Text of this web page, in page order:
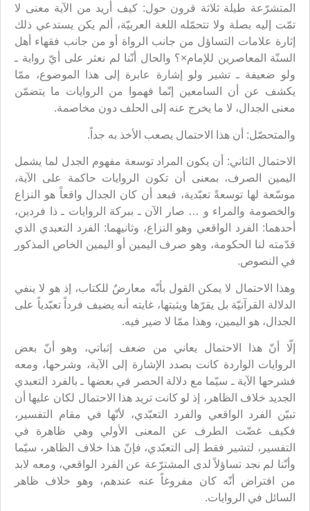
المتشرّعة طيلة ثلاثة قرون حول: كيف أريد من الآية معنى لا
تمّت إليه بصلة ولا تتحمّله اللغة العربيّة، ألم يكن يستدعي ذلك
إثارة علامات التساؤل من جانب الرواة أو من جانب فقهاء أهل
السنّة المعاصرين للإمام×؟ والحال أنّنا لم نعثر على أيّ رواية ـ
ولو ضعيفة ـ تشير ولو إشارة عابرة إلى هذا الموضوع، ممّا
يكشف عن أن السامعين إنّما فهموا من الروايات ما يتضمّن
معنى الجدال، لا ما يخرج عنه إلى الحلف دون مخاصمة.
والمتحصّل: أن هذا الاحتمال يصعب الأخذ به جداً.
الاحتمال الثاني: أن يكون المراد توسعة مفهوم الجدل لما يشمل
اليمين الصرف، بمعنى أن تكون الروايات حاكمة على الآية،
موسّعة لها توسعةً تعبّدية، فبعد أن كان الجدال واقعاً هو النزاع
والخصومة والمراء و … صار الآن ـ ببركة الروايات ـ ذا فردين،
أحدهما: الفرد الواقعي وهو النزاع، وثانيهما: الفرد التعبدي الذي
قدّمته لنا الحكومة، وهو صرف اليمين أو اليمين الخاص المذكور
في النصوص.
وهذا الاحتمال لا يمكن القول بأنّه معارضٌ للكتاب، إذ هو لا ينفي
الدلالة القرآنيّة بل يقرّها ويثبتها، غايته أنه يضيف فرداً تعبّدياً على
الجدال، هو اليمين، وهذا ممّا لا ضير فيه.
إلّا أنّ هذا الاحتمال يعاني من ضعف إثباتي، وهو أنّ بعض
الروايات الواردة كانت بصدد الإشارة إلى الآية، وشرحها، ومعه
فشرحها الآية ـ سيّما مع دلالة الحصر في بعضها ـ بالفرد التعبدي
الجديد خلاف الظاهر، إذ لو كانت تريد هذا الاحتمال لكان عليها أن
تبيّن الفرد الواقعي والفرد التعبّدي، لأنّها في مقام التفسير،
فكيف غضّت الطرف عن المعنى الأولي وهي ظاهرة في
التفسير، لتشير فقط إلى التعبّدي، فإنّ هذا خلاف الظاهر، سيّما
وأنّنا لم نجد تساؤلاً لدى المشترّعة عن الفرد الواقعي، ومعه لابد
من افتراض أنّه كان مفروغاً عنه عندهم، وهو خلاف ظاهر
السائل في الروايات.